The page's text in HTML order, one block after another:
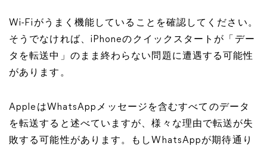
Wi-Fiがうまく機能していることを確認してください。
そうでなければ、iPhoneのクイックスタートが「デー
タを転送中」のまま終わらない問題に遭遇する可能性
があります。
AppleはWhatsAppメッセージを含むすべてのデータ
を転送すると述べていますが、様々な理由で転送が失
敗する可能性があります。もしWhatsAppが期待通り